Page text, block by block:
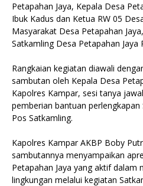
Petapahan Jaya, Kepala Desa
Ibuk Kadus dan Ketua RW 05
Masyarakat Desa Petapahan
Satkamling Desa Petapahan Jaya
Rangkaian kegiatan diawali
sambutan oleh Kepala Desa
Kapolres Kampar, sesi tanya
pemberian bantuan
Pos Satkamling.
Kapolres Kampar AKBP Boby
sambutannya menyampaikan
Petapahan Jaya yang aktif dalam
lingkungan melalui kegiatan